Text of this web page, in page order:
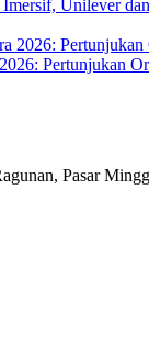
Unilever
Pertunjukan
Pasar